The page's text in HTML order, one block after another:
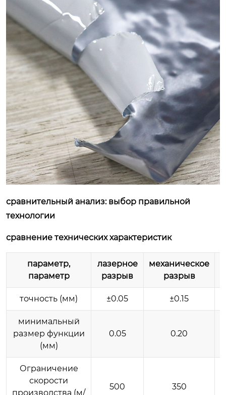
сравнительный анализ: выбор правильной
технологии
сравнение технических характеристик
параметр,
параметр
лазерное
разрыв
механическое
разрыв
точность (мм) ±0.05 ±0.15
минимальный
размер функции
(мм)
0.05 0.20
Ограничение
скорости
производства (м/
500 350